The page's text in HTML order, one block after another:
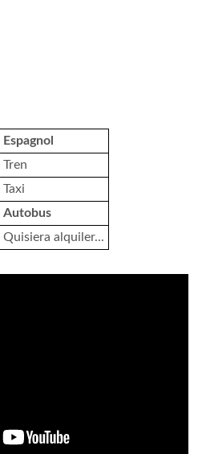
Espagnol
Tren
Taxi
Autobus
Quisiera alquiler...